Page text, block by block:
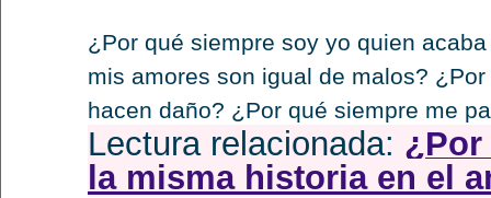
¿Por qué siempre soy yo quien
mis amores son igual de malos?
hacen daño? ¿Por qué siempre me
Lectura relacionada:
la misma historia en el